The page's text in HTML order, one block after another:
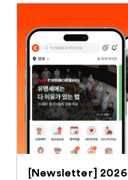
[Newsletter] 2026